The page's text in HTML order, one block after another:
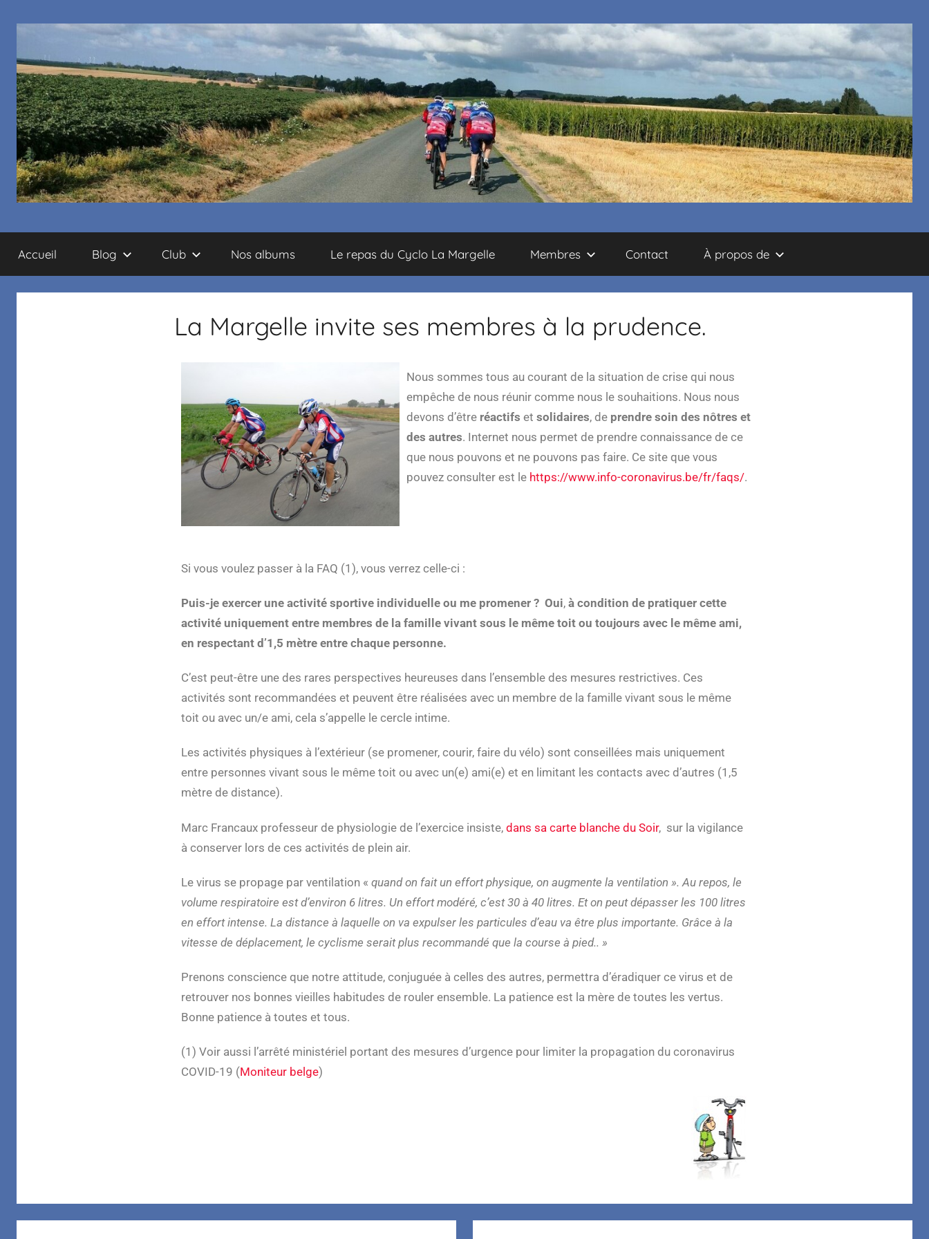
Cyclo
club
Accueil Blog Club Nos albums Le repas du Cyclo La Margelle Membres Contact À propos de
La Margelle invite ses membres à la prudence.
Nous sommes tous au courant de la situation de crise qui nous
empêche de nous réunir comme nous le souhaitions. Nous nous
devons d’être réactifs et solidaires, de prendre soin des nôtres et
des autres. Internet nous permet de prendre connaissance de ce
que nous pouvons et ne pouvons pas faire. Ce site que vous
pouvez consulter est le https://www.info-coronavirus.be/fr/faqs/.
Si vous voulez passer à la FAQ (1), vous verrez celle-ci :
Puis-je exercer une activité sportive individuelle ou me promener ? Oui, à condition de pratiquer cette
activité uniquement entre membres de la famille vivant sous le même toit ou toujours avec le même ami,
en respectant d’1,5 mètre entre chaque personne.
C’est peut-être une des rares perspectives heureuses dans l’ensemble des mesures restrictives. Ces
activités sont recommandées et peuvent être réalisées avec un membre de la famille vivant sous le même
toit ou avec un/e ami, cela s’appelle le cercle intime.
Les activités physiques à l’extérieur (se promener, courir, faire du vélo) sont conseillées mais uniquement
entre personnes vivant sous le même toit ou avec un(e) ami(e) et en limitant les contacts avec d’autres (1,5
mètre de distance).
Marc Francaux professeur de physiologie de l’exercice insiste, dans sa carte blanche du Soir, sur la vigilance
à conserver lors de ces activités de plein air.
Le virus se propage par ventilation « quand on fait un effort physique, on augmente la ventilation ». Au repos, le
volume respiratoire est d’environ 6 litres. Un effort modéré, c’est 30 à 40 litres. Et on peut dépasser les 100 litres
en effort intense. La distance à laquelle on va expulser les particules d’eau va être plus importante. Grâce à la
vitesse de déplacement, le cyclisme serait plus recommandé que la course à pied.. »
Prenons conscience que notre attitude, conjuguée à celles des autres, permettra d’éradiquer ce virus et de
retrouver nos bonnes vieilles habitudes de rouler ensemble. La patience est la mère de toutes les vertus.
Bonne patience à toutes et tous.
(1) Voir aussi l’arrêté ministériel portant des mesures d’urgence pour limiter la propagation du coronavirus
COVID-19 (Moniteur belge)